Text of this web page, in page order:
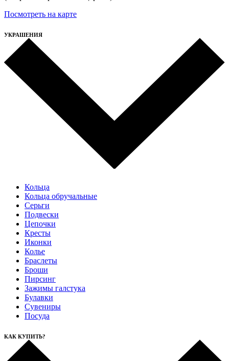
Посмотреть на карте
УКРАШЕНИЯ
Кольца
Кольца обручальные
Серьги
Подвески
Цепочки
Кресты
Иконки
Колье
Браслеты
Броши
Пирсинг
Зажимы галстука
Булавки
Сувениры
Посуда
КАК КУПИТЬ?